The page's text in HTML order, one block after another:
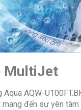
MultiJet
AQW-
đến sự yên